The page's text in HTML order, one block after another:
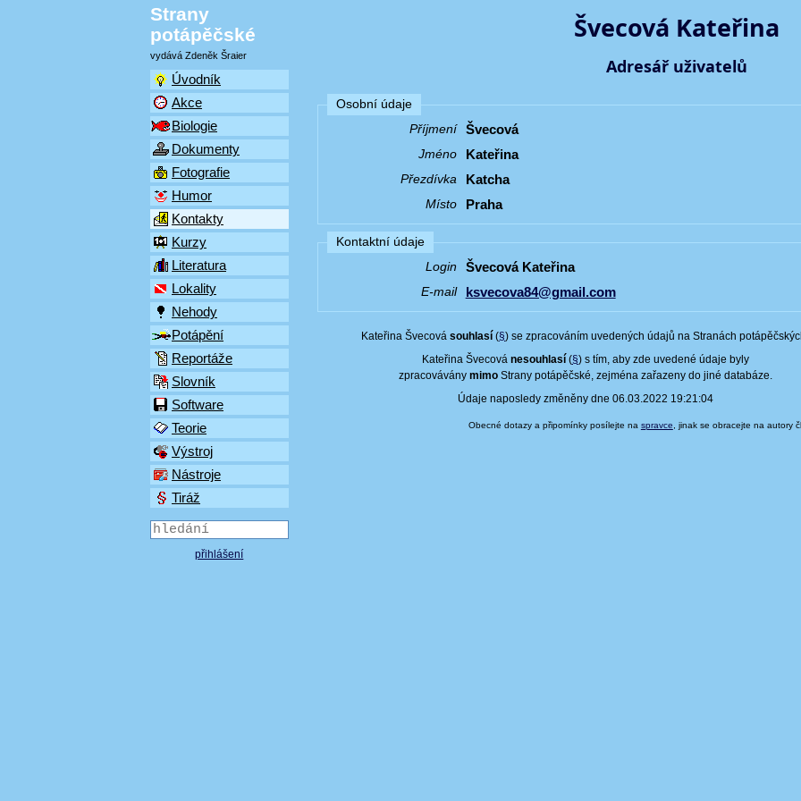
Strany
potápěčské
vydává Zdeněk Šraier
Úvodník
Akce
Biologie
Dokumenty
Fotografie
Humor
Kontakty
Kurzy
Literatura
Lokality
Nehody
Potápění
Reportáže
Slovník
Software
Teorie
Výstroj
Nástroje
Tiráž
přihlášení
Švecová Kateřina
Adresář uživatelů
Osobní údaje
Příjmení
Švecová
Jméno Kateřina
Přezdívka Katcha
Místo Praha
Kontaktní údaje
Login
Švecová Kateřina
E-mail ksvecova84@gmail.com
Kateřina Švecovásouhlasí (§) se zpracováním uvedených údajů na Stranách
Kateřina Švecová nesouhlasí(§) s tím, aby zde uvedené údaje byly
zpracovávány mimoStrany potápěčské, zejména zařazeny do jiné databáze.
Údaje naposledy změněny dne 06.03.2022 19:21:04
Obecné dotazy a připomínky posílejte na spravce , jinak se obracejte na autory